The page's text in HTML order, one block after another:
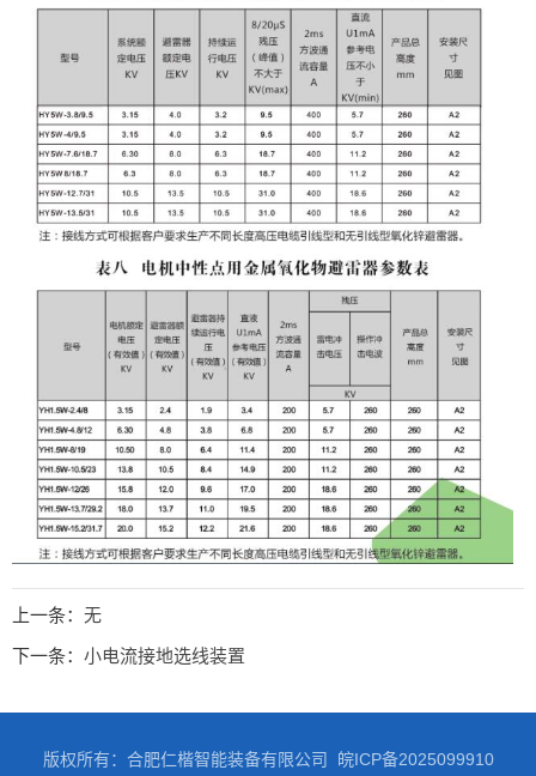
上一条： 无
下一条： 小电流接地选线装置
版权所有：合肥仁楷智能装备有限公司 皖ICP备2025099910